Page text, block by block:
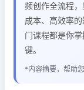
频创作全流程
成本、高效率
门课程都是你
键。
*内容摘要，帮助